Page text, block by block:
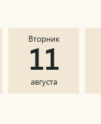
Вторник
11
августа